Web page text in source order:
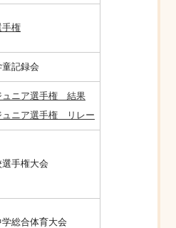
手権
記録会
ュニア選手権 結果
ュニア選手権 リレー
手権大会
総合体育大会